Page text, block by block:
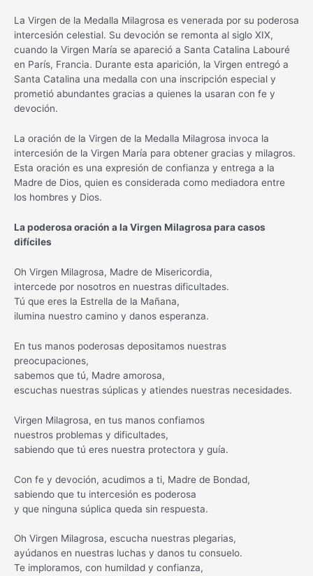
La Virgen de la Medalla Milagrosa es venerada por su poderosa
intercesión celestial. Su devoción se remonta al siglo XIX,
cuando la Virgen María se apareció a Santa Catalina Labouré
en París, Francia. Durante esta aparición, la Virgen entregó a
Santa Catalina una medalla con una inscripción especial y
prometió abundantes gracias a quienes la usaran con fe y
devoción.
La oración de la Virgen de la Medalla Milagrosa invoca la
intercesión de la Virgen María para obtener gracias y milagros.
Esta oración es una expresión de confianza y entrega a la
Madre de Dios, quien es considerada como mediadora entre
los hombres y Dios.
La poderosa oración a la Virgen Milagrosa para casos
difíciles
Oh Virgen Milagrosa, Madre de Misericordia,
intercede por nosotros en nuestras dificultades.
Tú que eres la Estrella de la Mañana,
ilumina nuestro camino y danos esperanza.
En tus manos poderosas depositamos nuestras
preocupaciones,
sabemos que tú, Madre amorosa,
escuchas nuestras súplicas y atiendes nuestras necesidades.
Virgen Milagrosa, en tus manos confiamos
nuestros problemas y dificultades,
sabiendo que tú eres nuestra protectora y guía.
Con fe y devoción, acudimos a ti, Madre de Bondad,
sabiendo que tu intercesión es poderosa
y que ninguna súplica queda sin respuesta.
Oh Virgen Milagrosa, escucha nuestras plegarias,
ayúdanos en nuestras luchas y danos tu consuelo.
Te imploramos, con humildad y confianza,